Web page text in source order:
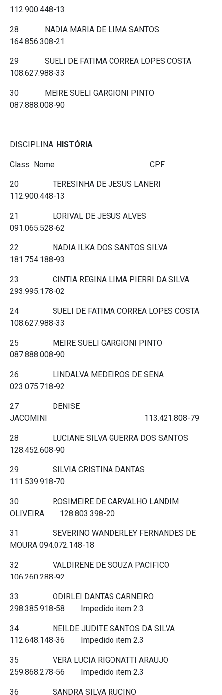
112.900.448-13
28 NADIA MARIA DE LIMA SANTOS
164.856.308-21
29 SUELI DE FATIMA CORREA LOPES COSTA
108.627.988-33
30 MEIRE SUELI GARGIONI PINTO
087.888.008-90
DISCIPLINA: HISTÓRIA
Class Nome CPF
20 TERESINHA DE JESUS LANERI
112.900.448-13
21 LORIVAL DE JESUS ALVES
091.065.528-62
22 NADIA ILKA DOS SANTOS SILVA
181.754.188-93
23 CINTIA REGINA LIMA PIERRI DA SILVA
293.995.178-02
24 SUELI DE FATIMA CORREA LOPES COSTA
108.627.988-33
25 MEIRE SUELI GARGIONI PINTO
087.888.008-90
26 LINDALVA MEDEIROS DE SENA
023.075.718-92
27 DENISE
JACOMINI 113.421.808-79
28 LUCIANE SILVA GUERRA DOS SANTOS
128.452.608-90
29 SILVIA CRISTINA DANTAS
111.539.918-70
30 ROSIMEIRE DE CARVALHO LANDIM
OLIVEIRA 128.803.398-20
31 SEVERINO WANDERLEY FERNANDES DE
MOURA 094.072.148-18
32 VALDIRENE DE SOUZA PACIFICO
106.260.288-92
33 ODIRLEI DANTAS CARNEIRO
298.385.918-58 Impedido item 2.3
34 NEILDE JUDITE SANTOS DA SILVA
112.648.148-36 Impedido item 2.3
35 VERA LUCIA RIGONATTI ARAUJO
259.868.278-56 Impedido item 2.3
36 SANDRA SILVA RUCINO